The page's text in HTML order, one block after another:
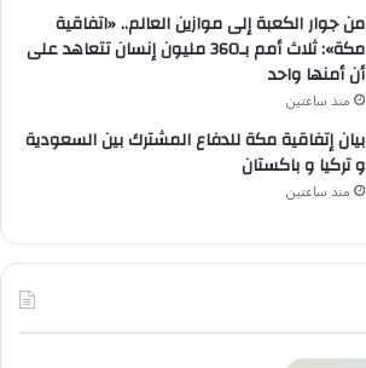
من جوار الكعبة إلى موازين العالم.. «اتفاقية
مكة»: ثلاث أمم بـ360 مليون إنسان تتعاهد على
أن أمنها واحد
منذ ساعتين
بيان إتفاقية مكة للدفاع المشترك بين السعودية
و تركيا و باكستان
منذ ساعتين